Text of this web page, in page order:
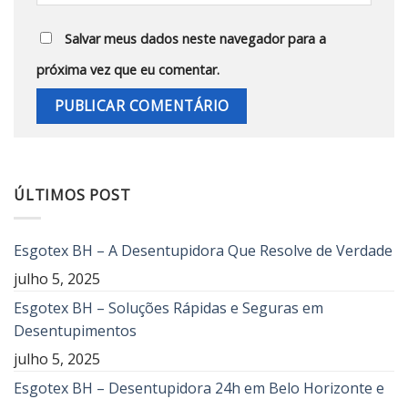
Salvar meus dados neste navegador para a
próxima vez que eu comentar.
ÚLTIMOS POST
Esgotex BH – A Desentupidora Que Resolve de Verdade
julho 5, 2025
Esgotex BH – Soluções Rápidas e Seguras em
Desentupimentos
julho 5, 2025
Esgotex BH – Desentupidora 24h em Belo Horizonte e